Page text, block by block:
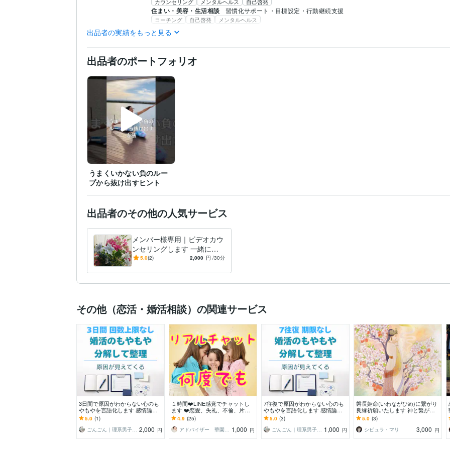
住まい・美容・生活相談 習慣化サポート・目標設定・行動継続支援
コーチング 自己啓発 メンタルヘルス
語学力 英語 日常会話レベル
出品者の実績をもっと見る
出品者のポートフォリオ
うまくいかない負のルー
プから抜け出すヒント
出品者のその他の人気サービス
メンバー様専用｜ビデオカウ
ンセリングします 一緒に心
と状況を整理し、あなたらし
5.0(2) 2,000 円 /30分
その他（恋活・婚活相談）の関連サービス
3日間で原因がわからない心のも
やもやを言語化します 感情論に
流されず状況を分解し、思考を整
理して進む先を明確に
5.0 (1)
ごんごん｜理系男子の恋愛スタート支援 2,000 円
１時間❤️LINE感覚でチャットし
ます ❤️恋愛、失礼、不倫、片思
い、美容、何でも！！お気軽に❤️
4.9 (25)
アドバイザー 華園モナミ 1,000 円
7往復で原因がわからない心のも
やもやを言語化します 感情論に
流されず状況を分解し、思考を整
理して進む先を明確に
5.0 (3)
ごんごん｜理系男子の恋愛スタート支援 1,000 円
磐長姫命(いわながひめ)に繋がり
良縁祈願いたします 神と繋がる
霊能者 龍神族の巫女があなたの
良縁を繋げます
5.0 (3)
シビュラ・マリ
3,000 円